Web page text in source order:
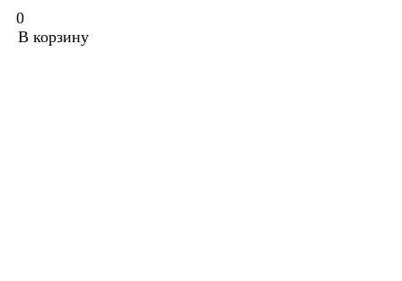
0
В корзину